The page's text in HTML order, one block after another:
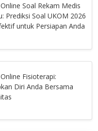
Soal Rekam Medis
Prediksi Soal UKOM 2026
untuk Persiapan Anda
Fisioterapi:
Diri Anda Bersama